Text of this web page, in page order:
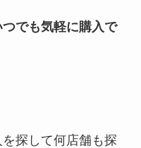
つでも気軽に購入で
探して何店舗も探